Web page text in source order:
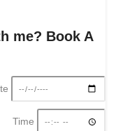
me? Book A
Time